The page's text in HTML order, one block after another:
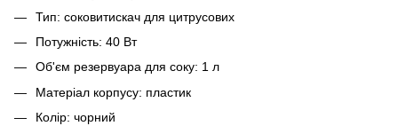
Тип: соковитискач для цитрусових
Потужність: 40 Вт
Об'єм резервуара для соку: 1 л
Матеріал корпусу: пластик
Колір: чорний